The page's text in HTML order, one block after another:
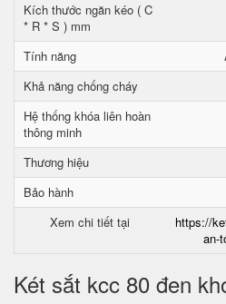
Kích thước ngăn kéo ( C
* R * S ) mm
Tính năng
Khả năng chống cháy
Hệ thống khóa liên hoàn
thông minh
Thương hiệu
Bảo hành
Xem chi tiết tại
https://
an-
Két sắt kcc 80 đen